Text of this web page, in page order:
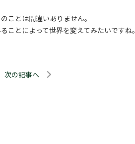
ことは間違いありません。
ことによって世界を変えてみたいですね。
次の記事へ